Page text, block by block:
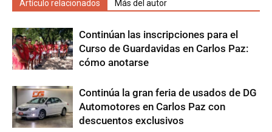
Artículo relacionados Más del autor
Continúan las inscripciones para el
Curso de Guardavidas en Carlos Paz:
cómo anotarse
Continúa la gran feria de usados de DG
Automotores en Carlos Paz con
descuentos exclusivos